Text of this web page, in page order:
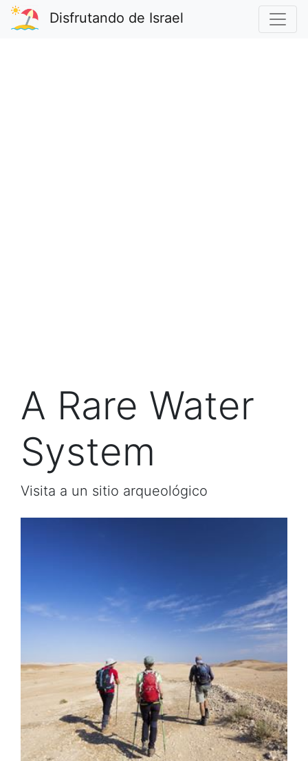
Disfrutando de Israel
A Rare Water
System
Visita a un sitio arqueológico